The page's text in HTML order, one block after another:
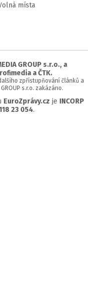
místa
GROUP s.r.o., a
a ČTK.
zpřístupňování článků a
s.r.o. zakázáno.
EuroZprávy.cz je INCORP
23 054.